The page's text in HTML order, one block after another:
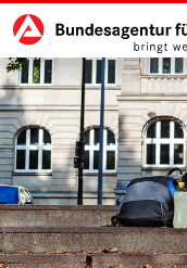
zu den Hauptinhalten